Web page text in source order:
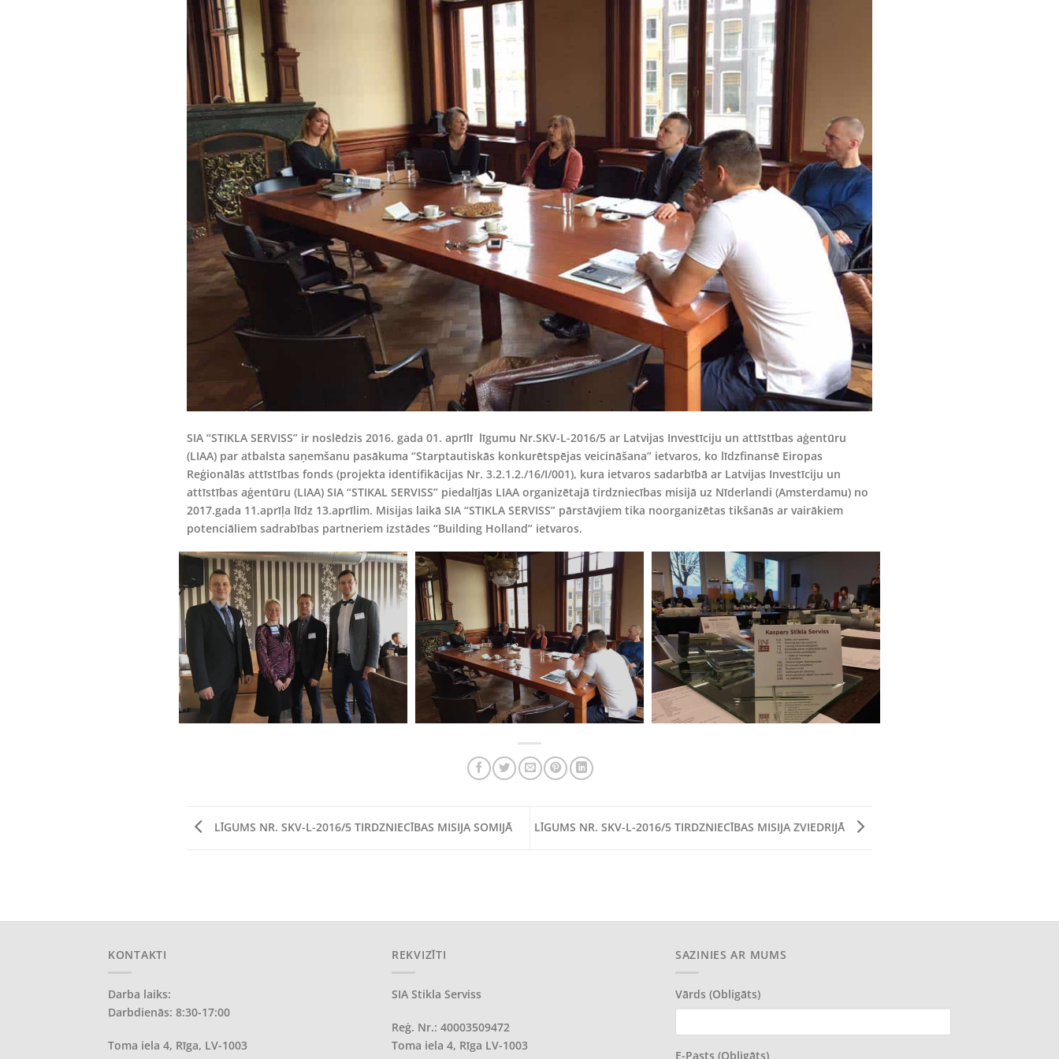
SIA “STIKLA SERVISS” ir noslēdzis 2016. gada 01. aprīlī līgumu Nr.SKV-L-2016/5 ar Latvijas Investīciju un attīstības aģentūru
(LIAA) par atbalsta saņemšanu pasākuma “Starptautiskās konkurētspējas veicināšana” ietvaros, ko līdzfinansē Eiropas
Reģionālās attīstības fonds (projekta identifikācijas Nr. 3.2.1.2./16/I/001), kura ietvaros sadarbībā ar Latvijas Investīciju un
attīstības aģentūru (LIAA) SIA “STIKAL SERVISS” piedalījās LIAA organizētajā tirdzniecības misijā uz Nīderlandi (Amsterdamu) no
2017.gada 11.aprīļa līdz 13.aprīlim. Misijas laikā SIA “STIKLA SERVISS” pārstāvjiem tika noorganizētas tikšanās ar vairākiem
potenciāliem sadrabības partneriem izstādes “Building Holland” ietvaros.
LĪGUMS NR. SKV-L-2016/5 TIRDZNIECĪBAS MISIJA SOMIJĀ LĪGUMS NR. SKV-L-2016/5 TIRDZNIECĪBAS MISIJA ZVIEDRIJĀ
KONTAKTI
Darba laiks:
Darbdienās: 8:30-17:00
Toma iela 4, Rīga, LV-1003
REKVIZĪTI
SIA Stikla Serviss
Reģ. Nr.: 40003509472
Toma iela 4, Rīga LV-1003
SAZINIES AR MUMS
Vārds (obligāts)
E-Pasts (obligāts)